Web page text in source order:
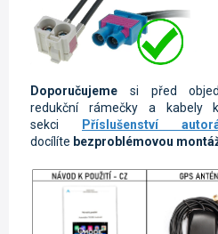
Doporučujeme
si před
redukční rámečky a kabely
sekci
Příslušenství
docílíte bezproblémovou